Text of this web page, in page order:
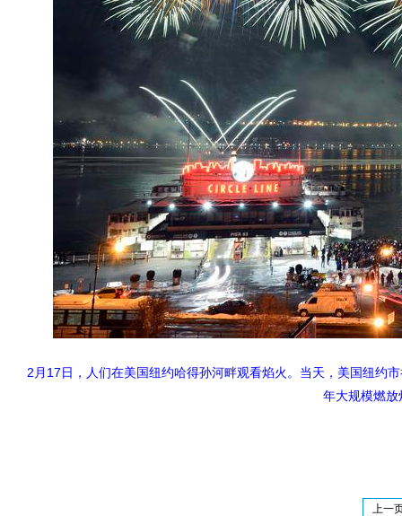
2月17日，人们在美国纽约哈得孙河畔观看焰火。当天，美国纽约
年大规模燃
上一